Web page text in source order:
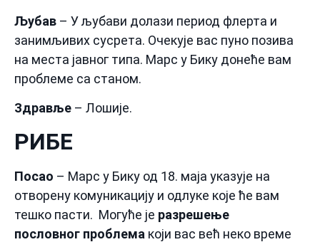
Љубав – У љубави долази период флерта и
занимљивих сусрета. Очекује вас пуно позива
на места јавног типа. Марс у Бику донеће вам
проблеме са станом.
Здравље – Лошије.
РИБЕ
Посао – Марс у Бику од 18. маја указује на
отворену комуникацију и одлуке које ће вам
тешко пасти. Могуће је разрешење
пословног проблема који вас већ неко време